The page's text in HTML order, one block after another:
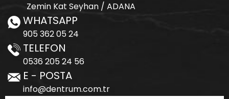
Zemin Kat Seyhan / ADANA
WHATSAPP
905 362 05 24
TELEFON
0536 205 24 56
E - POSTA
info@dentrum.com.tr